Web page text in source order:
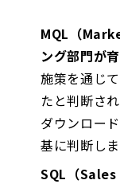
MQL（
ング部門が
施策を通じ
たと判断さ
ダウンロー
基に判断し
SQL（